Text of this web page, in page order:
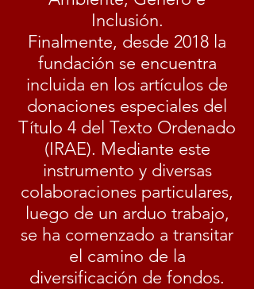
Inclusión.
Finalmente, desde 2018 la
fundación se encuentra
incluida en los artículos de
donaciones especiales del
Título 4 del Texto Ordenado
(IRAE). Mediante este
instrumento y diversas
colaboraciones particulares,
luego de un arduo trabajo,
se ha comenzado a transitar
el camino de la
diversificación de fondos.